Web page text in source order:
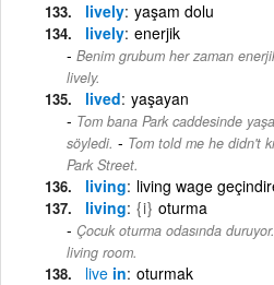
lively yaşam dolu
lively enerjik
Benim grubum her zaman
lively.
lived yaşayan
Tom bana Park caddesinde
söyledi. - Tom told me he didn't
Park Street.
living living wage
living {i} oturma
Çocuk oturma odasında duruyor.
living room.
live in oturmak